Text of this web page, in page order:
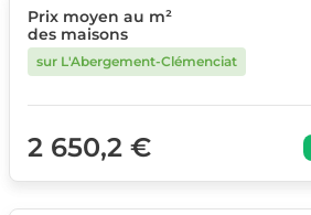
Prix moyen au m²
des maisons
sur L'Abergement-Clémenciat
2 650,2 €